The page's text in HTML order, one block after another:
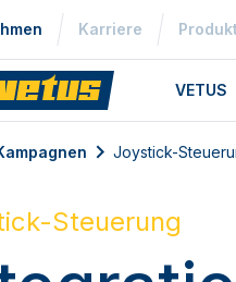
Karriere
VETUS
Joystick-
Steuerung